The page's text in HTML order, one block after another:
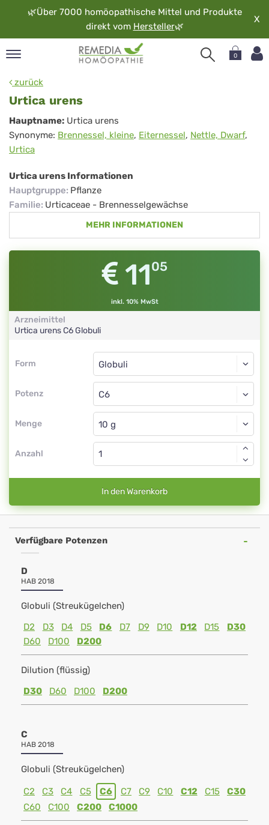
🌿Über 7000 homöopathische Mittel und Produkte
direkt vom Hersteller🌿
X
0
zurück
Urtica urens
Urtica
urens
Hauptname: Urtica urens
Synonyme: Brennessel, kleine, Eiternessel, Nettle, Dwarf,
Urtica
Urtica urens Informationen
Hauptgruppe: Pflanze
Familie: Urticaceae - Brennesselgewächse
MEHR INFORMATIONEN
1105
inkl. 10% MwSt
Arzneimittel
Urtica urensC6Globuli
Form
Form
Potenz
Globuli
C6
Menge
Globuli
Anzahl
In den Warenkorb
Verfügbare Potenzen
D
HAB 2018
Globuli (Streukügelchen)
D2
D3 D4 D5 D6 D7 D9 D10 D12 D15
D30
D60
D100 D200
Dilution (flüssig)
D30
D60 D100 D200
C
HAB 2018
Globuli (Streukügelchen)
C2 C3 C4 C5 C6 C7 C9 C10 C12 C15
C30
C60
C100 C200 C1000